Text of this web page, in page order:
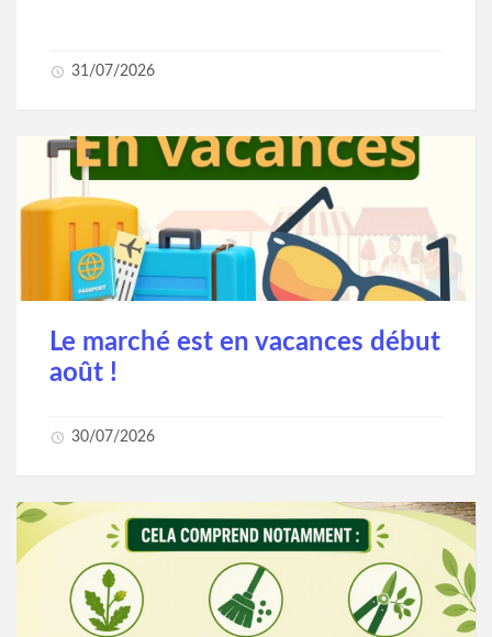
31/07/2026
Le marché est en vacances début
août !
30/07/2026